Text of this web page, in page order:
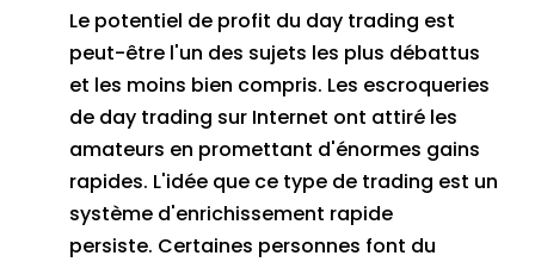
Le potentiel de profit du day trading est
peut-être l'un des sujets les plus débattus
et les moins bien compris. Les escroqueries
de day trading sur Internet ont attiré les
amateurs en promettant d'énormes gains
rapides. L'idée que ce type de trading est un
système d'enrichissement rapide
persiste. Certaines personnes font du